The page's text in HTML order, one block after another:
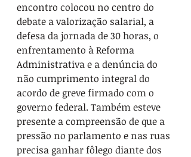
encontro colocou no centro do
debate a valorização salarial, a
defesa da jornada de 30 horas, o
enfrentamento à Reforma
Administrativa e a denúncia do
não cumprimento integral do
acordo de greve firmado com o
governo federal. Também esteve
presente a compreensão de que a
pressão no parlamento e nas ruas
precisa ganhar fôlego diante dos